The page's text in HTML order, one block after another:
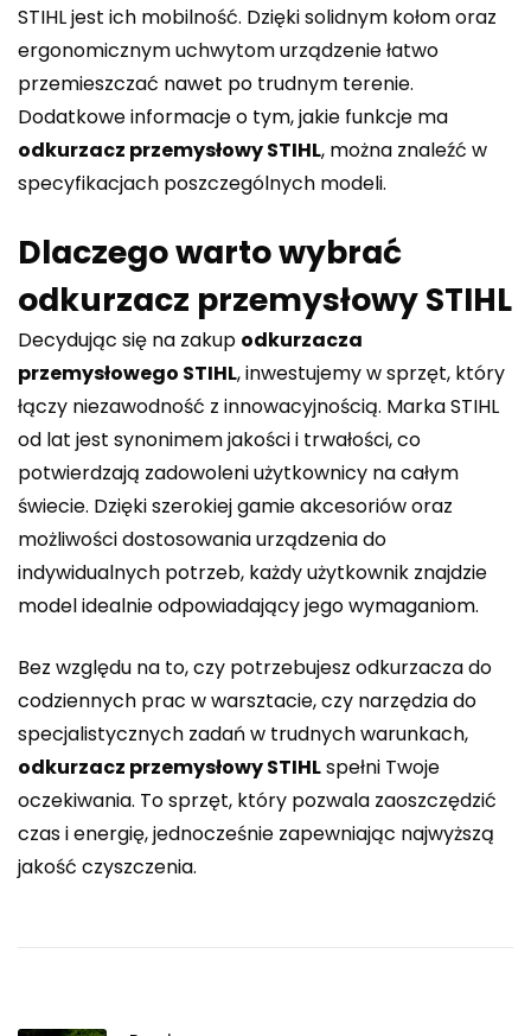
STIHL jest ich mobilność. Dzięki solidnym kołom oraz
ergonomicznym uchwytom urządzenie łatwo
przemieszczać nawet po trudnym terenie.
Dodatkowe informacje o tym, jakie funkcje ma
odkurzacz przemysłowy STIHL, można znaleźć w
specyfikacjach poszczególnych modeli.
Dlaczego warto wybrać
odkurzacz przemysłowy STIHL
Decydując się na zakup odkurzacza
przemysłowego STIHL, inwestujemy w sprzęt, który
łączy niezawodność z innowacyjnością. Marka STIHL
od lat jest synonimem jakości i trwałości, co
potwierdzają zadowoleni użytkownicy na całym
świecie. Dzięki szerokiej gamie akcesoriów oraz
możliwości dostosowania urządzenia do
indywidualnych potrzeb, każdy użytkownik znajdzie
model idealnie odpowiadający jego wymaganiom.
Bez względu na to, czy potrzebujesz odkurzacza do
codziennych prac w warsztacie, czy narzędzia do
specjalistycznych zadań w trudnych warunkach,
odkurzacz przemysłowy STIHLspełni Twoje
oczekiwania. To sprzęt, który pozwala zaoszczędzić
czas i energię, jednocześnie zapewniając najwyższą
jakość czyszczenia.